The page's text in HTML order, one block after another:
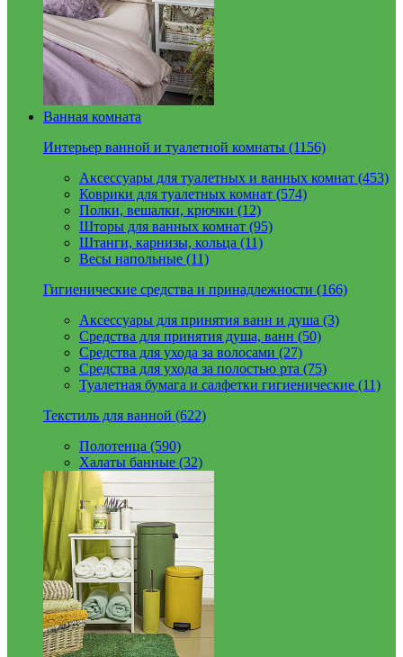
Ванная комната
Интерьер ванной и туалетной комнаты (1156)
Аксессуары для туалетных и ванных комнат (453)
Коврики для туалетных комнат (574)
Полки, вешалки, крючки (12)
Шторы для ванных комнат (95)
Штанги, карнизы, кольца (11)
Весы напольные (11)
Гигиенические средства и принадлежности (166)
Аксессуары для принятия ванн и душа (3)
Средства для принятия душа, ванн (50)
Средства для ухода за волосами (27)
Средства для ухода за полостью рта (75)
Туалетная бумага и салфетки гигиенические (11)
Текстиль для ванной (622)
Полотенца (590)
Халаты банные (32)